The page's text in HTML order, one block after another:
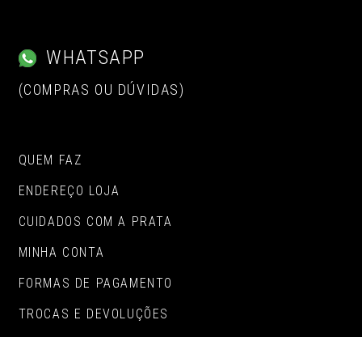
WHATSAPP
(COMPRAS OU DÚVIDAS)
QUEM FAZ
ENDEREÇO LOJA
CUIDADOS COM A PRATA
MINHA CONTA
FORMAS DE PAGAMENTO
TROCAS E DEVOLUÇÕES